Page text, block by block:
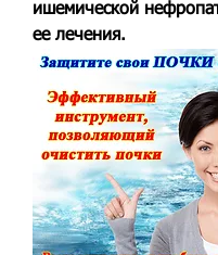
ишемической
ее лечения.